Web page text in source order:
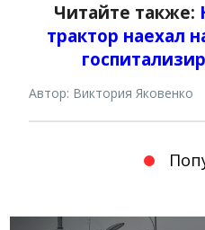
Читайте также:
трактор наехал
Автор: Виктория Яковенко